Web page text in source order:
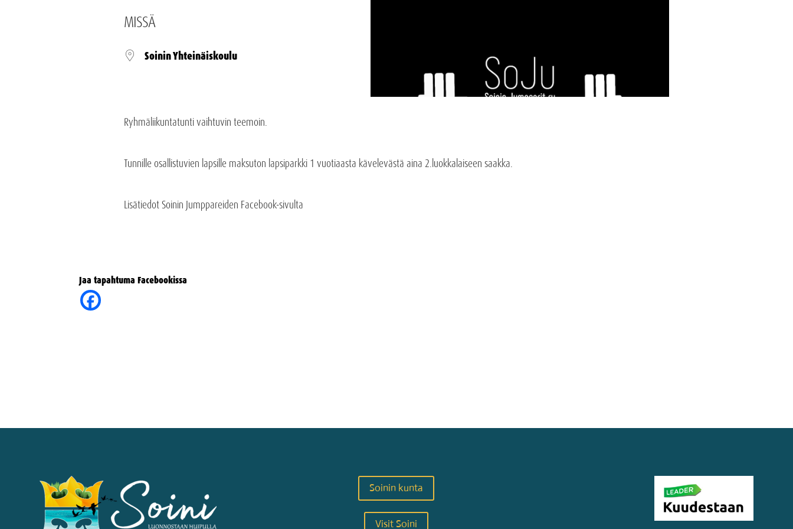
MISSÄ
Soinin Yhteinäiskoulu
Ryhmäliikuntatunti vaihtuvin teemoin.
Tunnille osallistuvien lapsille maksuton lapsiparkki 1 vuotiaasta kävelevästä aina 2.luokkalaiseen saakka.
Lisätiedot Soinin Jumppareiden Facebook-sivulta
Jaa tapahtuma Facebookissa
Soinin kunta
Visit Soini